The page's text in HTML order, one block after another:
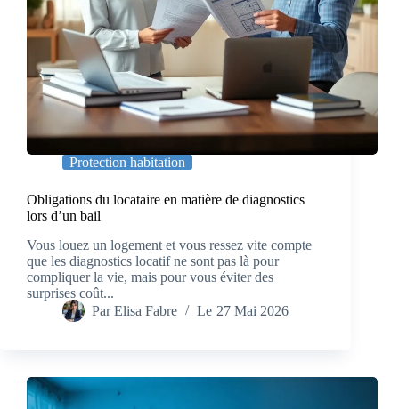
Protection habitation
Obligations du locataire en matière de diagnostics
lors d’un bail
Vous louez un logement et vous ressez vite compte
que les diagnostics locatif ne sont pas là pour
compliquer la vie, mais pour vous éviter des
surprises coût...
Par Elisa Fabre Le 27 Mai 2026